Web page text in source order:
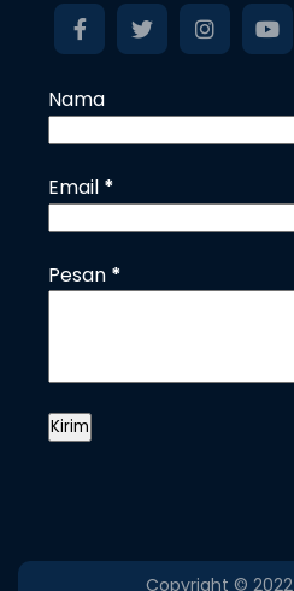
Nama
Email *
Pesan *
Copyright © 2022